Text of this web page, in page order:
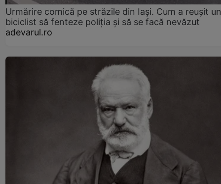
Urmărire comică pe străzile din Iași. Cum a reușit un
biciclist să fenteze poliția și să se facă nevăzut
adevarul.ro